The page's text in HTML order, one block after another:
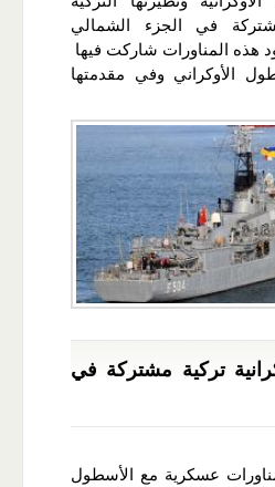
في الجزء الشمالي
هذه المناورات شاركت فيها
الأوكراني وفي مقدمتها
تركية مشتركة في
عسكرية مع الأسطول